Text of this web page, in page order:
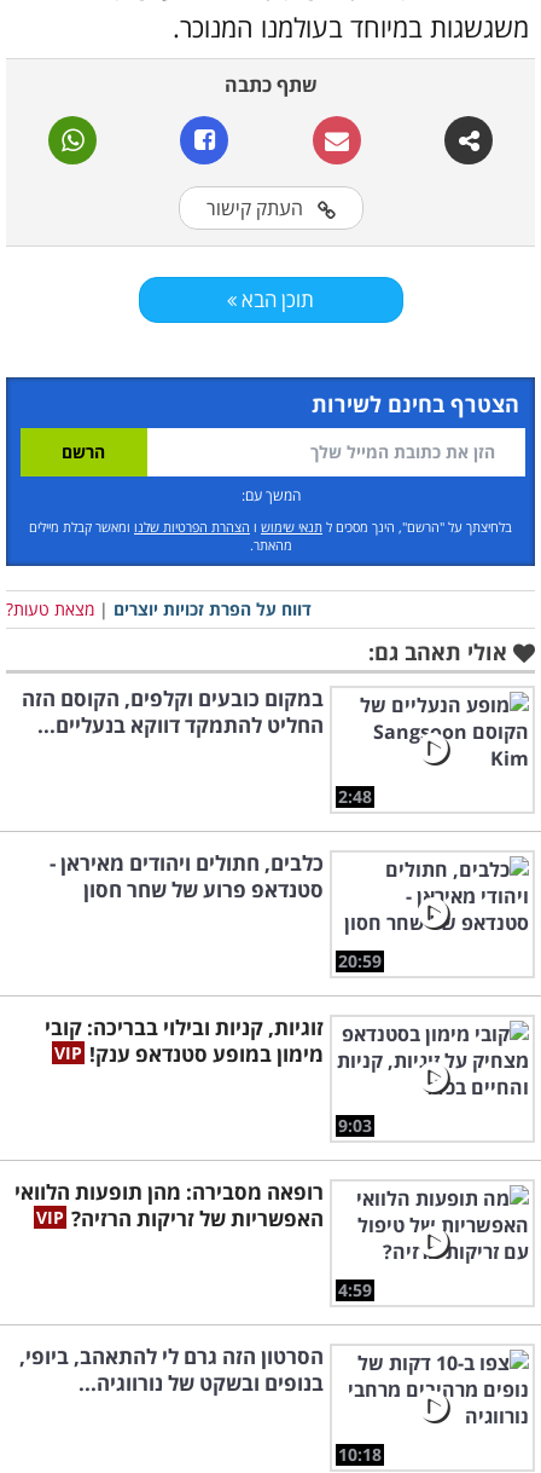
משגשגות במיוחד בעולמנו המנוכר.
שתף כתבה
העתק קישור
תוכן הבא
הצטרף בחינם לשירות
המשך עם:
בלחיצתך על "הרשם", הינך מסכים ל תנאי שימוש ו הצהרת הפרטיות שלנו ומאשר קבלת מיילים
מהאתר.
דווח על הפרת זכויות יוצרים | מצאת טעות?
אולי תאהב גם:
2:48
במקום כובעים וקלפים, הקוסם הזה
החליט להתמקד דווקא בנעליים...
20:59
כלבים, חתולים ויהודים מאיראן -
סטנדאפ פרוע של שחר חסון
9:03
זוגיות, קניות ובילוי בבריכה: קובי
מימון במופע סטנדאפ ענק!
4:59
רופאה מסבירה: מהן תופעות הלוואי
האפשריות של זריקות הרזיה?
10:18
הסרטון הזה גרם לי להתאהב, ביופי,
בנופים ובשקט של נורווגיה...